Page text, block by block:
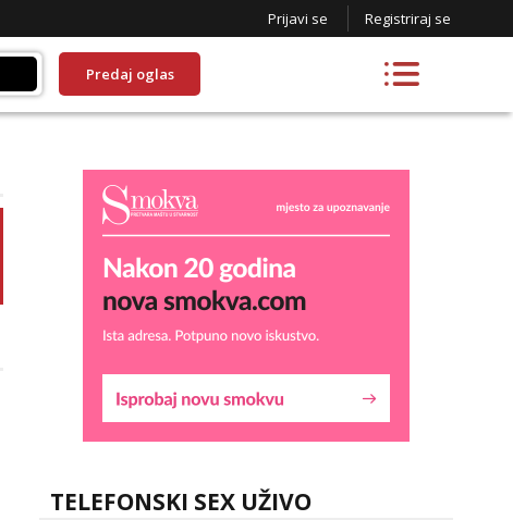
Prijavi se Registriraj se
Predaj oglas
TELEFONSKI SEX UŽIVO
Liliana
Tel: 064/677-677 - Kod: #69
tel:0,93€ - mob:1,12€ min